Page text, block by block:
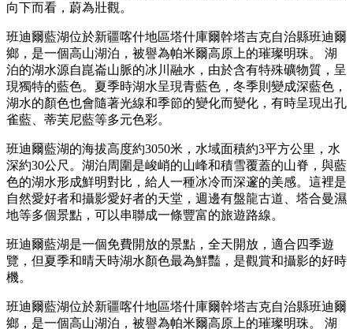
向下而看，蔚為壯觀。
‌班迪爾藍湖位於新疆喀什地區塔什庫爾幹塔吉克自治縣班迪爾
鄉，是一個高山湖泊，被譽為帕米爾高原上的璀璨明珠。 ‌湖
泊的湖水源自崑崙山脈的冰川融水，由於含有特殊礦物質，呈
現獨特的藍色。夏季時湖水呈現青藍色，冬季則變成深藍色，
湖水的顏色也會隨著光線和季節的變化而變化，有時呈現出孔
雀藍、蒂芙尼藍等多元色彩。 ‌
班迪爾藍湖的海拔高度約3050米，水域面積約3平方公里，水
深約30公尺。湖泊周圍是峻峭的山峰和積雪覆蓋的山脊，與藍
色的湖水形成鮮明對比，給人一種冰冷而深邃的美感。這裡是
自然愛好者和攝影愛好者的天堂，週邊有盤龍古道、塔合曼濕
地等多個景點，可以串聯成一條豐富的旅遊路線。
‌班迪爾藍湖是一個免費開放的景點，全天開放，適合四季遊
覽，但夏季和晴天時湖水顏色最為鮮豔，是觀賞和攝影的好時
機。
‌班迪爾藍湖位於新疆喀什地區塔什庫爾幹塔吉克自治縣班迪爾
鄉，是一個高山湖泊，被譽為帕米爾高原上的璀璨明珠。 ‌湖